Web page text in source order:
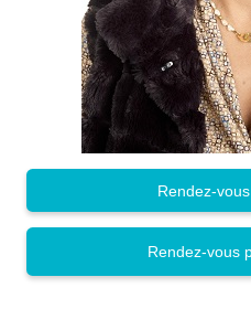
Rendez-
Rendez-vous